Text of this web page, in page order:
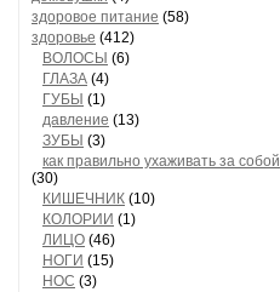
здоровое питание (58)
здоровье (412)
ВОЛОСЫ (6)
ГЛАЗА (4)
ГУБЫ (1)
давление (13)
ЗУБЫ (3)
как правильно ухаживать за собой
(30)
КИШЕЧНИК (10)
КОЛОРИИ (1)
ЛИЦО (46)
НОГИ (15)
НОС (3)